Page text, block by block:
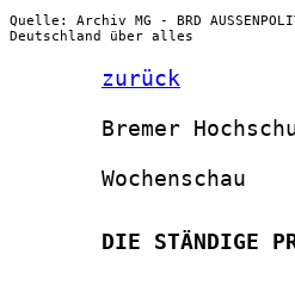
Quelle: Archiv MG - BRD
Deutschland über alles
zurück
Bremer
       Wochenschau
DIE STÄNDIGE